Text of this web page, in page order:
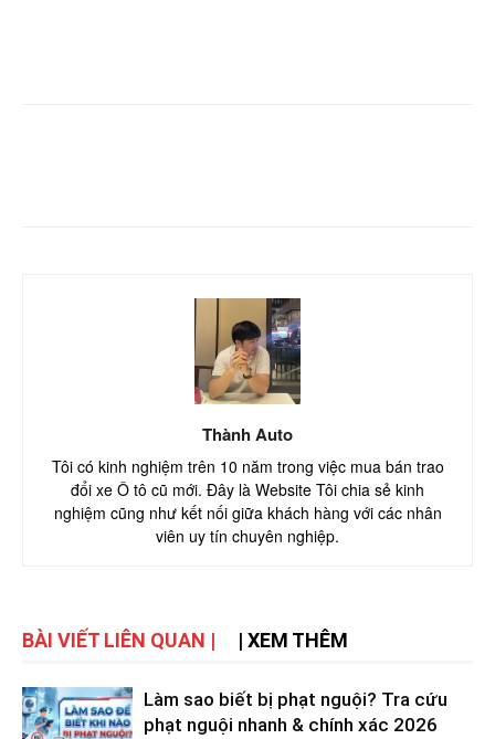
Thành Auto
Tôi có kinh nghiệm trên 10 năm trong việc mua bán trao
đổi xe Ô tô cũ mới. Đây là Website Tôi chia sẻ kinh
nghiệm cũng như kết nối giữa khách hàng với các nhân
viên uy tín chuyên nghiệp.
BÀI VIẾT LIÊN QUAN | | XEM THÊM
Làm sao biết bị phạt nguội? Tra cứu
phạt nguội nhanh & chính xác 2026